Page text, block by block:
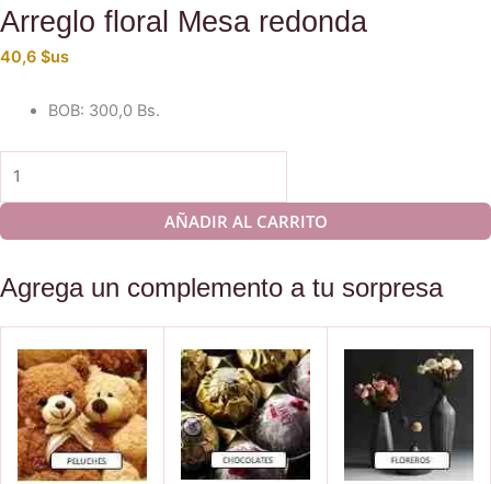
Arreglo floral Mesa redonda
40,6 $us
BOB: 300,0 Bs.
floral
Mesa
redonda
AÑADIR AL CARRITO
Agrega un complemento a tu sorpresa